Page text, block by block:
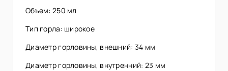
Объем: 250 мл
Тип горла: широкое
Диаметр горловины, внешний: 34 мм
Диаметр горловины, внутренний: 23 мм